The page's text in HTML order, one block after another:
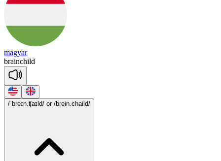
magyar
brainchild
/ˈbreɪn.ʧaɪld/ or /brein.chaild/